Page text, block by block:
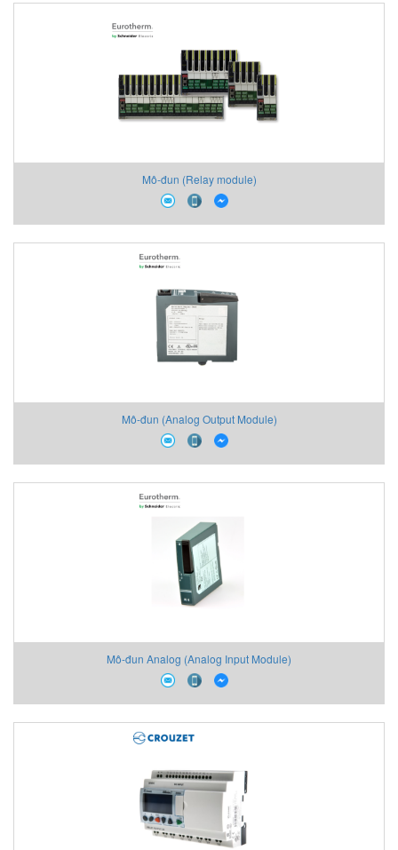
Mô-đun (Relay module)
Mô-đun (Analog Output Module)
Mô-đun Analog (Analog Input Module)